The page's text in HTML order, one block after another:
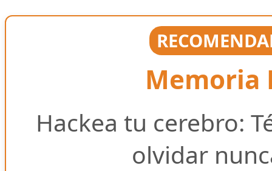
Memoria
Hackea tu cerebro:
olvidar